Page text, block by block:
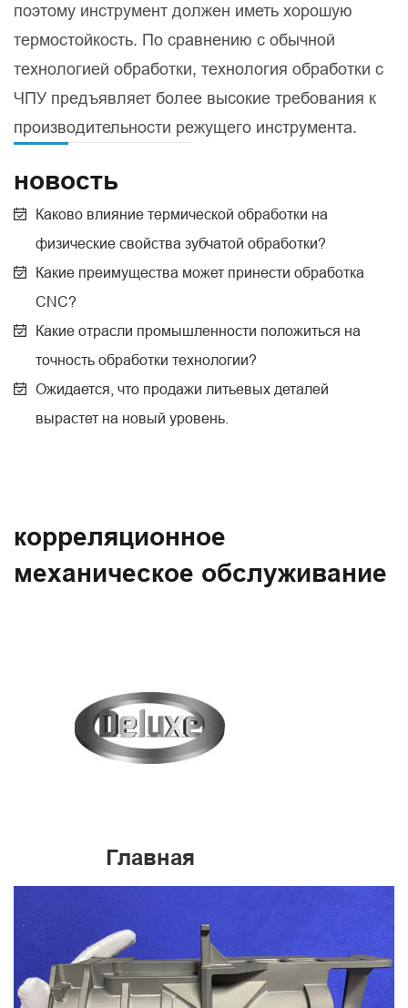
поэтому инструмент должен иметь хорошую
термостойкость. По сравнению с обычной
технологией обработки, технология обработки с
ЧПУ предъявляет более высокие требования к
производительности режущего инструмента.
новость
Каково влияние термической обработки на
физические свойства зубчатой обработки?
Какие преимущества может принести обработка
CNC?
Какие отрасли промышленности положиться на
точность обработки технологии?
Ожидается, что продажи литьевых деталей
вырастет на новый уровень.
корреляционное
механическое обслуживание
Главная